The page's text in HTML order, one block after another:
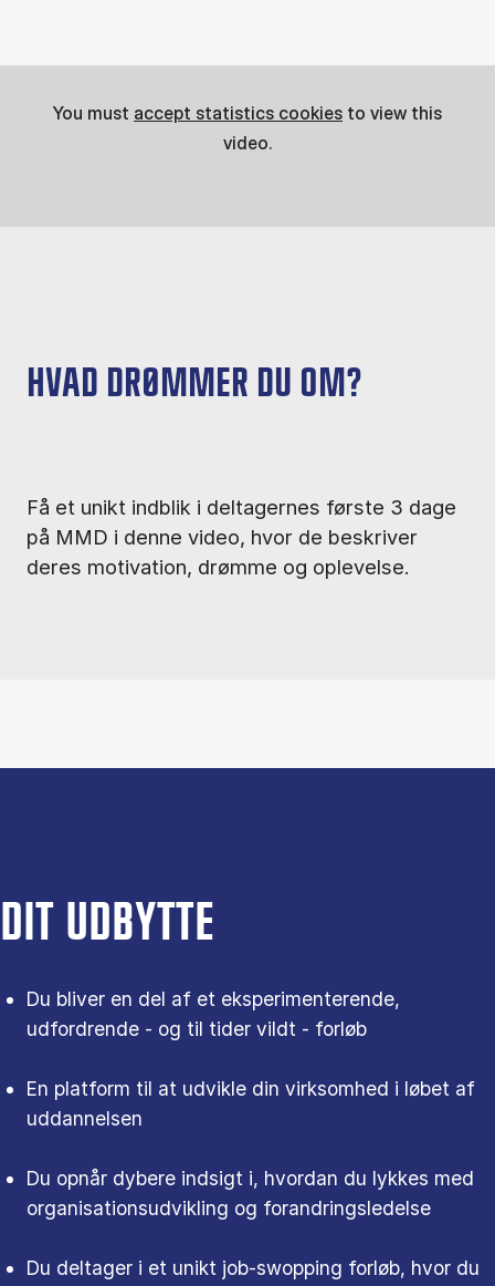
HVAD DRØMMER DU OM?
Få et unikt indblik i deltagernes første 3 dage
på MMD i denne video, hvor de beskriver
deres motivation, drømme og oplevelse.
You must accept statistics cookies to view this
video.
DIT UDBYTTE
Du bliver en del af et eksperimenterende,
udfordrende - og til tider vildt - forløb
En platform til at udvikle din virksomhed i løbet af
uddannelsen
Du opnår dybere indsigt i, hvordan du lykkes med
organisationsudvikling og forandringsledelse
Du deltager i et unikt job-swopping forløb, hvor du